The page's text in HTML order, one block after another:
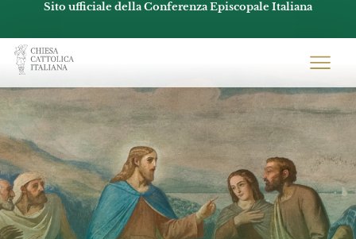
Sito ufficiale della Conferenza Episcopale Italiana
Chiesacattolica.it